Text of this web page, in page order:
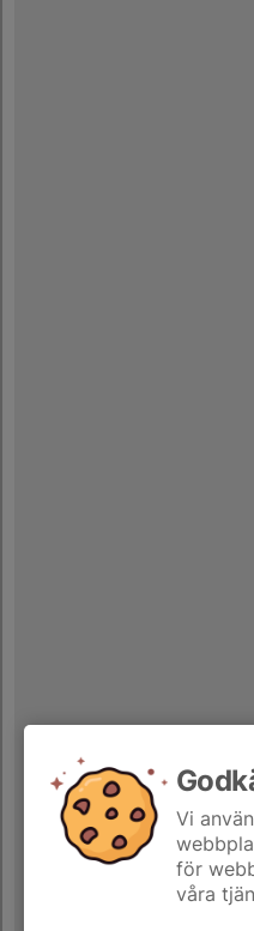
Vi
för
våra